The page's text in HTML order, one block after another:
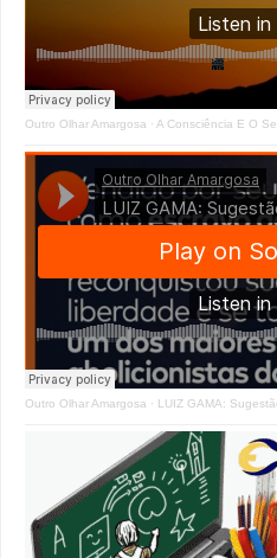
Outro Olhar Amargosa · A Consciência E O
Outro Olhar Amargosa · LUIZ GAMA: